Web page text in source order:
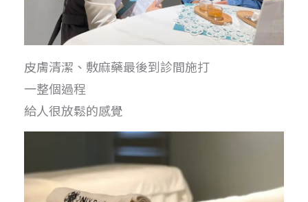
皮膚清潔、敷麻藥最後到診間施打
一整個過程
給人很放鬆的感覺